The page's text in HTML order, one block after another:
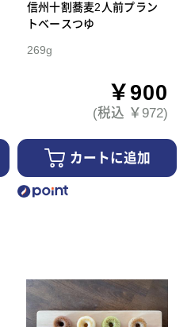
信州十割蕎麦2人前プラン
トベースつゆ
269g
￥900
(税込 ￥972)
カートに追加